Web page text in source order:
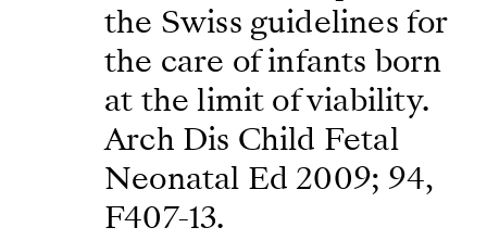
the Swiss guidelines for
the care of infants born
at the limit of viability.
Arch Dis Child Fetal
Neonatal Ed 2009; 94,
F407-13.